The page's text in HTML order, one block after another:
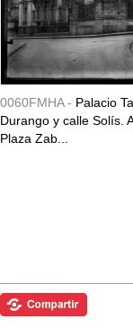
0060FMHA - Palacio
Durango y calle Solís.
Plaza Zab...